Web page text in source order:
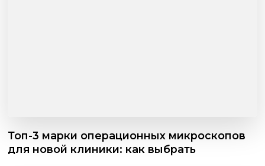
Топ-3 марки операционных микроскопов
для новой клиники: как выбрать